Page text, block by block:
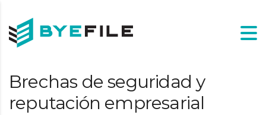
Brechas de seguridad y
reputación empresarial